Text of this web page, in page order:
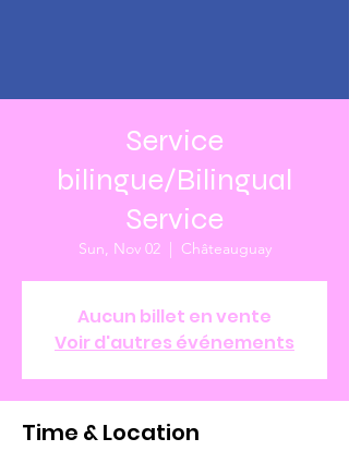
Service
bilingue/Bilingual
Service
Sun, Nov 02
  |
Châteauguay
Aucun billet en vente
Voir d'autres événements
Time & Location